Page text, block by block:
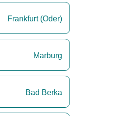
Frankfurt (Oder)
Marburg
Bad Berka